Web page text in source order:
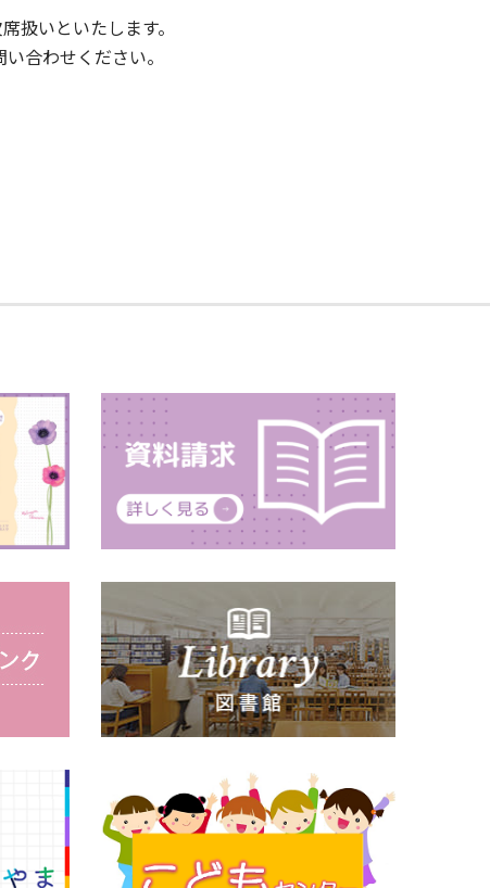
扱いといたします。
合わせください。